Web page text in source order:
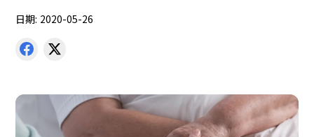
日期: 2020-05-26